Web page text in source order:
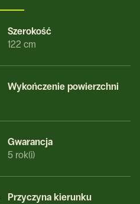
Szerokość
122 cm
Wykończenie powierzchni
Gwarancja
5 rok(i)
Przyczyna kierunku